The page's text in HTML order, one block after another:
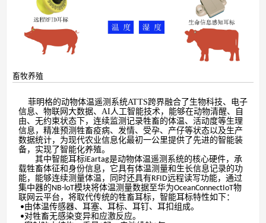
畜牧养殖
菲明格的动物体温遥测系统ATTS跨界融合了生物科技、电子
信息、物联网大数据、 AI 人工智能技术，能够在动物清醒、自
由、无约束状态下，连续监测记录牲畜的体温、活动度等生理
信息，精准预测牲畜疫病、发情、受孕、产仔等状态以及生产
数据统计，为现代农业信息化最初一公里提供了先进的智能装
备，实现了智能化养殖。
其中智能耳标iEartag是动物体温遥测系统的核心硬件，承
载牲畜体征和身份信息，它具有体温测量和生长信息记录的功
能，能够连续测量体温，同时还具有RFID远程读写功能，通过
集中器的NB-loT模块将体温测量数据至华为OceanConnectIoT物
联网云平台，将取代传统的牲畜耳标， 智能耳标特性如下：
•由体温传感器、耳塞、耳标、耳钉、耳扣组成。
•对牲畜无感染变异和应激反应。